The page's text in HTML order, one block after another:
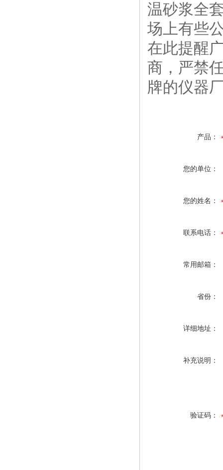
温砂浆全
场上有些
在此提醒
商，严禁
牌的仪器
产品：
您的单位：
您的姓名：
联系电话：
常用邮箱：
省份：
详细地址：
补充说明：
验证码：